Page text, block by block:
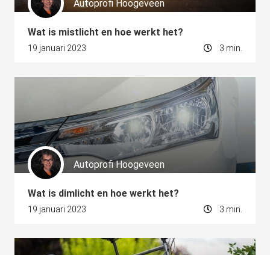
Autoprofi Hoogeveen
Wat is mistlicht en hoe werkt het?
19 januari 2023 3 min.
Autoprofi Hoogeveen
Wat is dimlicht en hoe werkt het?
19 januari 2023 3 min.